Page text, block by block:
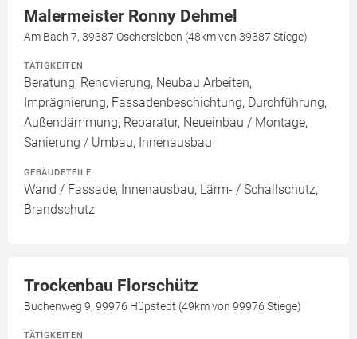
Malermeister Ronny Dehmel
Am Bach 7, 39387 Oschersleben (48km von 39387 Stiege)
TÄTIGKEITEN
Beratung, Renovierung, Neubau Arbeiten,
Imprägnierung, Fassadenbeschichtung, Durchführung,
Außendämmung, Reparatur, Neueinbau / Montage,
Sanierung / Umbau, Innenausbau
GEBÄUDETEILE
Wand / Fassade, Innenausbau, Lärm- / Schallschutz,
Brandschutz
Trockenbau Florschütz
Buchenweg 9, 99976 Hüpstedt (49km von 99976 Stiege)
TÄTIGKEITEN